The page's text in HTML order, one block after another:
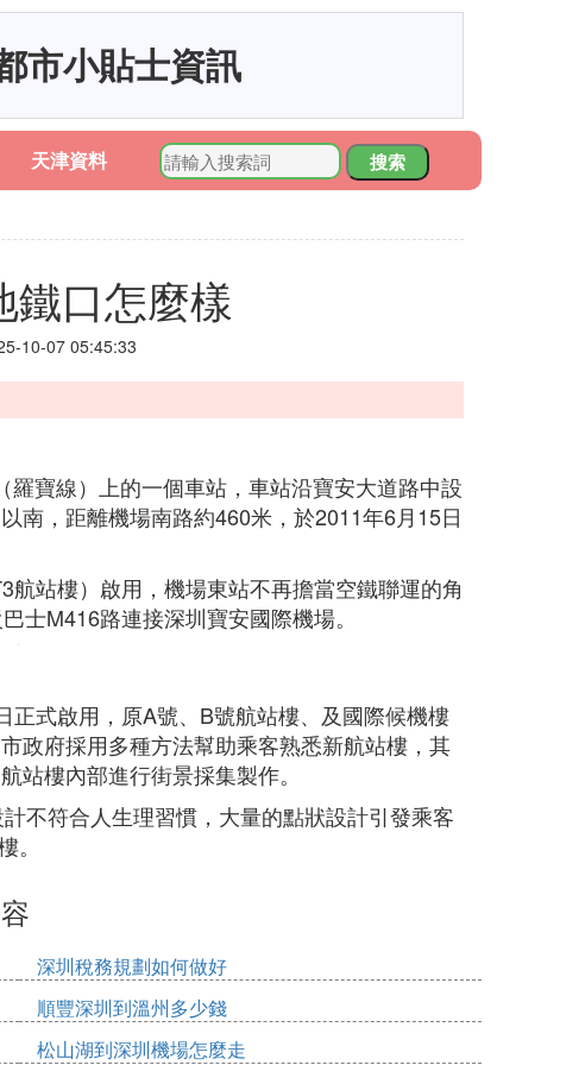
市小貼士資訊
天津資料
搜索
鐵口怎麼樣
10-07 05:45:33
寶線）上的一個車站，車站沿寶安大道路中設
南，距離機場南路約460米，於2011年6月15日
站樓）啟用，機場東站不再擔當空鐵聯運的角
士M416路連接深圳寶安國際機場。
式啟用，原A號、B號航站樓、及國際候機樓
政府採用多種方法幫助乘客熟悉新航站樓，其
站樓內部進行街景採集製作。
不符合人生理習慣，大量的點狀設計引發乘客
深圳稅務規劃如何做好
順豐深圳到溫州多少錢
松山湖到深圳機場怎麼走